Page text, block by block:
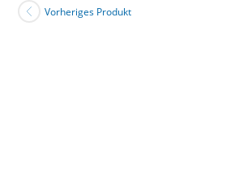
Vorheriges Produkt